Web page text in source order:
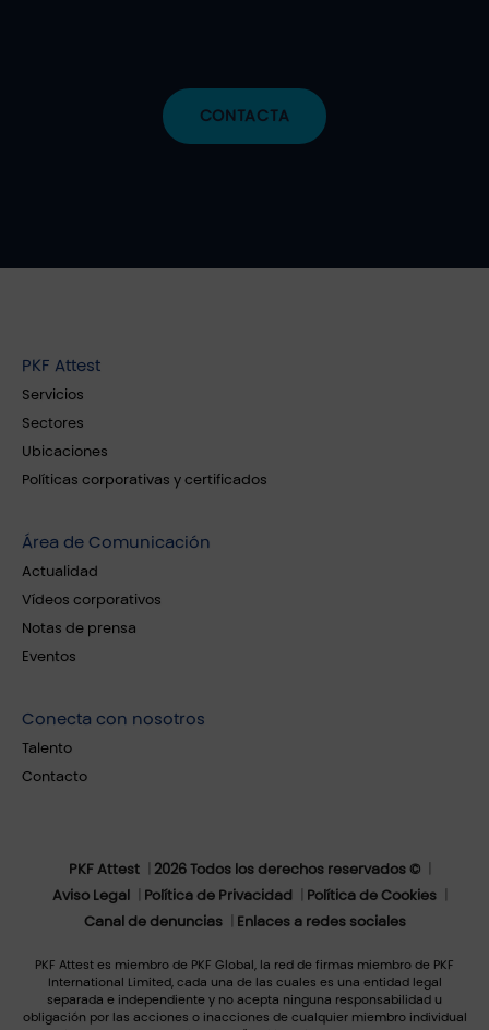
CONTACTA
PKF Attest
Servicios
Sectores
Ubicaciones
Políticas corporativas y certificados
Área de Comunicación
Actualidad
Vídeos corporativos
Notas de prensa
Eventos
Conecta con nosotros
Talento
Contacto
PKF Attest
2026 Todos los derechos reservados ©
Aviso Legal
Política de Privacidad
Política de Cookies
Canal de denuncias
Enlaces a redes sociales
PKF Attest es miembro de PKF Global, la red de firmas miembro de PKF
International Limited, cada una de las cuales es una entidad legal
separada e independiente y no acepta ninguna responsabilidad u
obligación por las acciones o inacciones de cualquier miembro individual